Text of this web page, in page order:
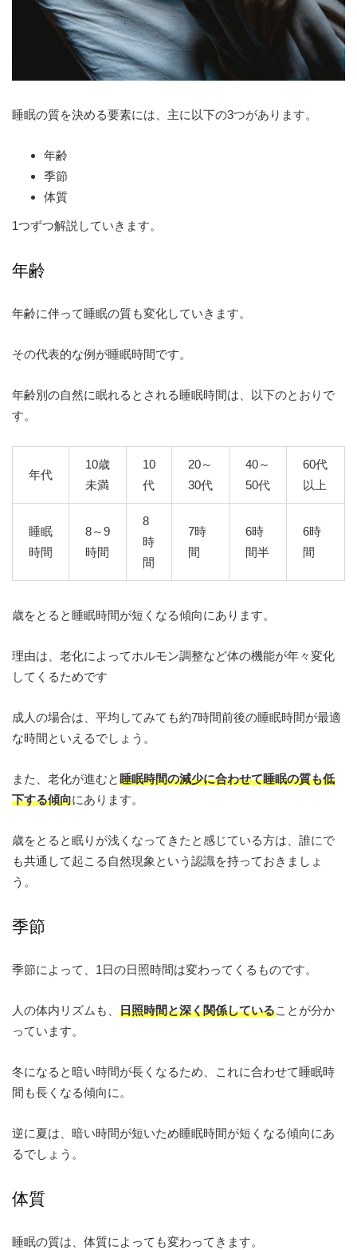
睡眠の質を決める要素には、主に以下の3つがあります。
年齢
季節
体質
1つずつ解説していきます。
年齢
年齢に伴って睡眠の質も変化していきます。
その代表的な例が睡眠時間です。
年齢別の自然に眠れるとされる睡眠時間は、以下のとおりで
す。
年代
10歳
未満
10
代
20～
30代
40～
50代
60代
以上
睡眠
時間
8～9
時間
8
時
間
7時
間
6時
間半
6時
間
歳をとると睡眠時間が短くなる傾向にあります。
理由は、老化によってホルモン調整など体の機能が年々変化
してくるためです
成人の場合は、平均してみても約7時間前後の睡眠時間が最適
な時間といえるでしょう。
また、老化が進むと睡眠時間の減少に合わせて睡眠の質も低
下する傾向にあります。
歳をとると眠りが浅くなってきたと感じている方は、誰にで
も共通して起こる自然現象という認識を持っておきましょ
う。
季節
季節によって、1日の日照時間は変わってくるものです。
人の体内リズムも、 日照時間と深く関係していることが分か
っています。
冬になると暗い時間が長くなるため、これに合わせて睡眠時
間も長くなる傾向に。
逆に夏は、暗い時間が短いため睡眠時間が短くなる傾向にあ
るでしょう。
体質
睡眠の質は、体質によっても変わってきます。